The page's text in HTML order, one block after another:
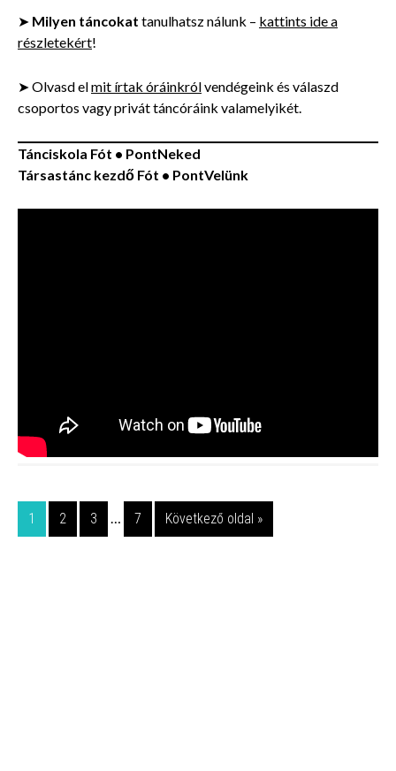
➤ Milyen táncokat tanulhatsz nálunk – kattints ide a
részletekért!
➤ Olvasd elmit írtak óráinkrólvendégeink és válaszd
csoportos vagy privát táncóráink valamelyikét.
Tánciskola Fót • PontNeked
Társastánc kezdő Fót • PontVelünk
1 2 3 … 7 Következő oldal »